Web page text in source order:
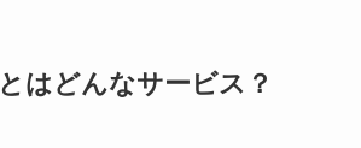
はどんなサービス？